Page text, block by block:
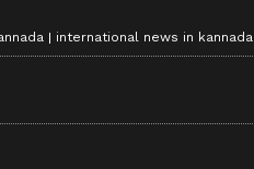
international news in kannada